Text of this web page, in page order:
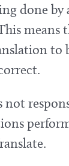
done by
means
to